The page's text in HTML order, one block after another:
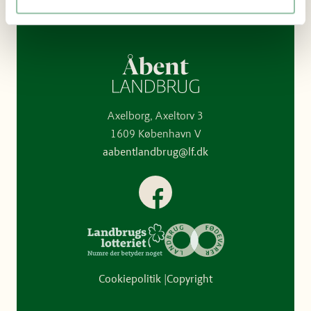
Axelborg, Axeltorv 3
1609 København V
aabentlandbrug@lf.dk
Cookiepolitik Copyright